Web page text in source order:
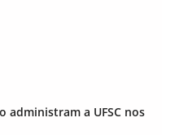
administram a UFSC nos